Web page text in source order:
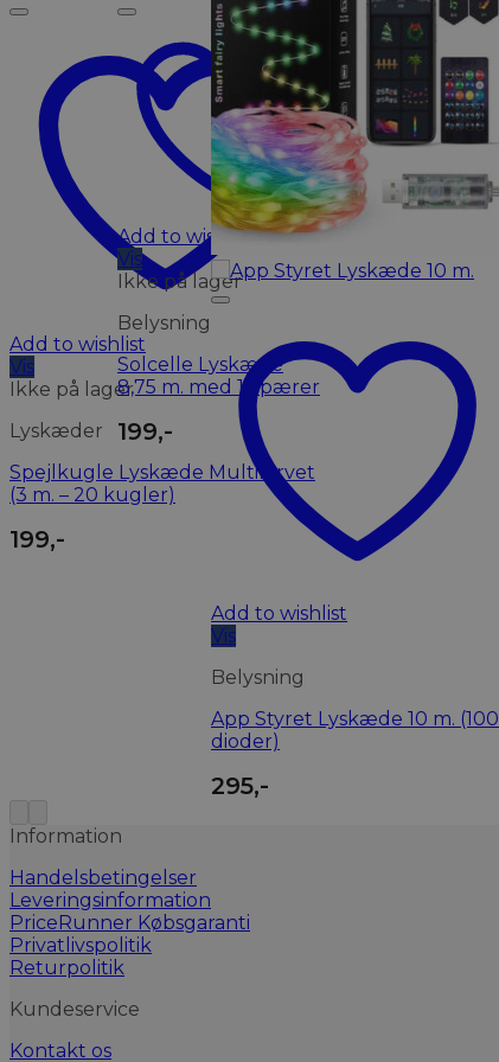
Add to wishlist
Vis
Ikke på lager
Lyskæder
Spejlkugle Lyskæde Multifarvet
(3 m. – 20 kugler)
199,-
Add to wishlist
Vis
Ikke på lager
Belysning
Solcelle Lyskæde
8,75 m. med 15 pærer
199,-
Add to wishlist
Vis
Belysning
App Styret Lyskæde 10 m. (100
dioder)
295,-
Information
Handelsbetingelser
Leveringsinformation
PriceRunner Købsgaranti
Privatlivspolitik
Returpolitik
Kundeservice
Kontakt os